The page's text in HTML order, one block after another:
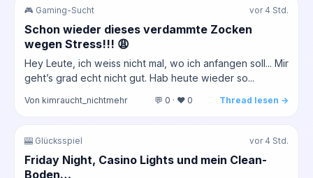
🎮 Gaming-Sucht vor 4 Std.
Schon wieder dieses verdammte Zocken
wegen Stress!!! 😩
Hey Leute, ich weiss nicht mal, wo ich anfangen soll... Mir
geht’s grad echt nicht gut. Hab heute wieder so...
Von kimraucht_nichtmehr 💬 0 · ❤️ 0 Thread lesen →
🎰 Glücksspiel vor 4 Std.
Friday Night, Casino Lights und mein Clean-
Boden…